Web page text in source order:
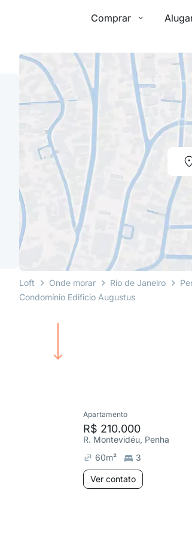
Comprar
Loft Onde morar Rio de Janeiro
Condomínio Edificio Augustus
Apartamento
R$ 210.000
R. Montevidéu, Penha
60m² 3
Ver contato